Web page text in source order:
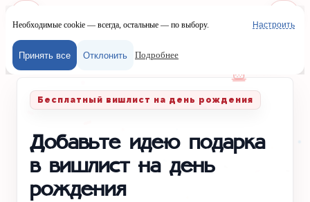
Меню Войти
Главная/Вишлисты/День рождения
Бесплатный вишлист на день рождения
Добавьте идею подарка
в вишлист на день
рождения
Наш сайт
Настроить
Необходимые cookie — всегда, остальные — по выбору.
Принять все Отклонить Подробнее